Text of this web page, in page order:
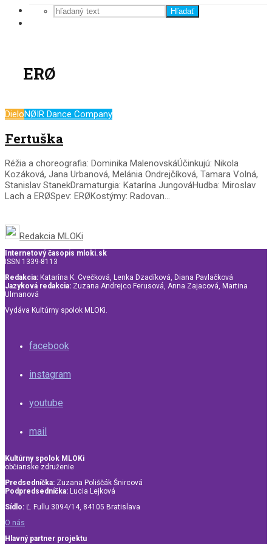
Hľadať
ERØ
DieloNØIR Dance Company
Fertuška
Réžia a choreografia: Dominika MalenovskáÚčinkujú: Nikola
Kozáková, Jana Urbanová, Melánia Ondrejčíková, Tamara Volná,
Stanislav StanekDramaturgia: Katarína JungováHudba: Miroslav
Lach a ERØSpev: ERØKostýmy: Radovan...
Redakcia MLOKi
Internetový časopis mloki.sk
ISSN 1339-8113
Redakcia: Katarína K. Cvečková, Lenka Dzadíková, Diana Pavlačková
Jazyková redakcia: Zuzana Andrejco Ferusová, Anna Zajacová, Martina
Ulmanová
Vydáva Kultúrny spolok MLOKi.
facebook
instagram
youtube
mail
Kultúrny spolok MLOKi
občianske združenie
Predsedníčka: Zuzana Poliščák Šnircová
Podpredsedníčka: Lucia Lejková
Sídlo: Ľ. Fullu 3094/14, 84105 Bratislava
O nás
Hlavný partner projektu